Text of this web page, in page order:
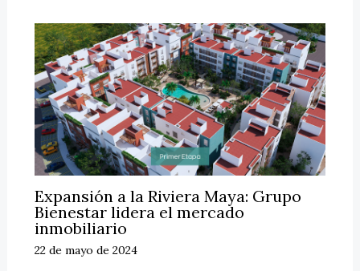
Expansión a la Riviera Maya: Grupo
Bienestar lidera el mercado
inmobiliario
22 de mayo de 2024